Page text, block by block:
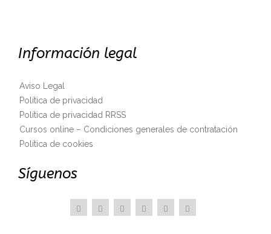
Información legal
Aviso Legal
Política de privacidad
Política de privacidad RRSS
Cursos online – Condiciones generales de contratación
Política de cookies
Síguenos